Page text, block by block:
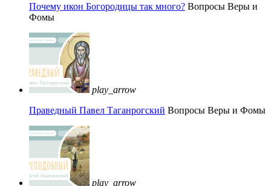
Почему икон Богородицы так много? Вопросы Веры и
Фомы
play_arrow
Праведный Павел Таганрогский Вопросы Веры и Фомы
play_arrow